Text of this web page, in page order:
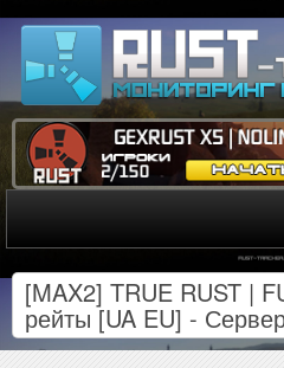
[MAX2] TRUE RUST |
рейты [UA EU] -